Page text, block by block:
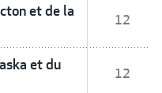
et de la
12
et du
12